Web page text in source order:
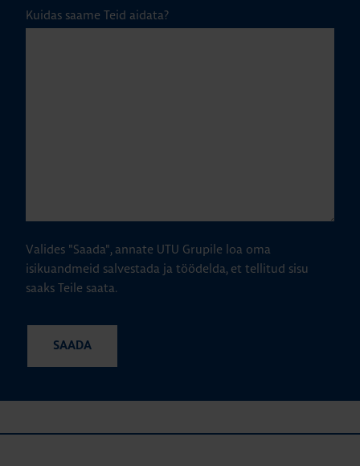
Kuidas saame Teid aidata?
Valides "Saada", annate UTU Grupile loa oma
isikuandmeid salvestada ja töödelda, et tellitud sisu
saaks Teile saata.